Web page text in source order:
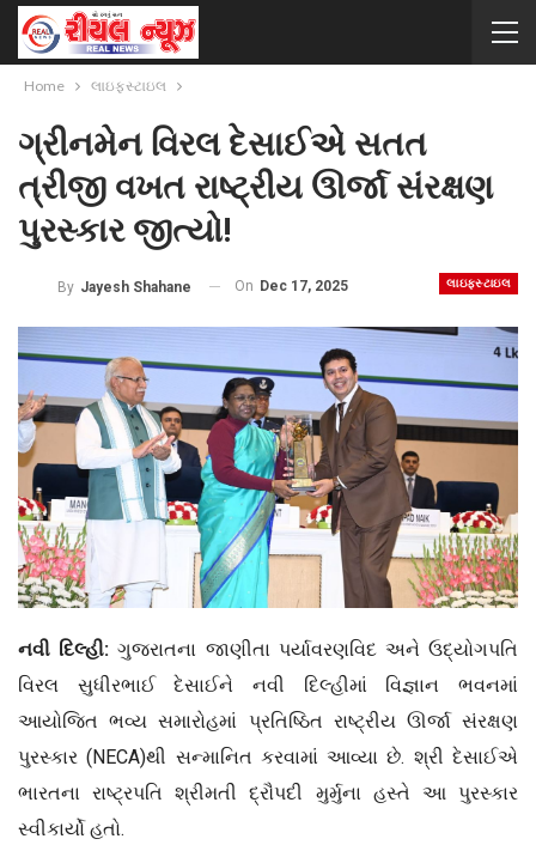
Home લાઇફસ્ટાઇલ
ગ્રીનમેન વિરલ દેસાઈએ સતત
ત્રીજી વખત રાષ્ટ્રીય ઊર્જા સંરક્ષણ
પુરસ્કાર જીત્યો!
લાઇફસ્ટાઇલ
By Jayesh Shahane On Dec 17, 2025
નવી દિલ્હી: ગુજરાતના જાણીતા પર્યાવરણવિદ અને ઉદ્યોગપતિ
વિરલ સુધીરભાઈ દેસાઈને નવી દિલ્હીમાં વિજ્ઞાન ભવનમાં
આયોજિત ભવ્ય સમારોહમાં પ્રતિષ્ઠિત રાષ્ટ્રીય ઊર્જા સંરક્ષણ
પુરસ્કાર (NECA)થી સન્માનિત કરવામાં આવ્યા છે. શ્રી દેસાઈએ
ભારતના રાષ્ટ્રપતિ શ્રીમતી દ્રૌપદી મુર્મુના હસ્તે આ પુરસ્કાર
સ્વીકાર્યો હતો.